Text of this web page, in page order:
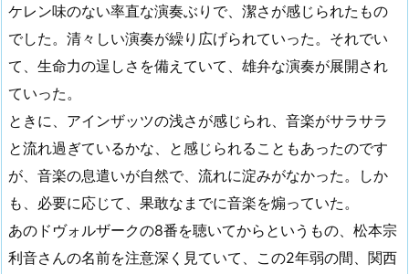
ケレン味のない率直な演奏ぶりで、潔さが感じられたもの
でした。清々しい演奏が繰り広げられていった。それでい
て、生命力の逞しさを備えていて、雄弁な演奏が展開され
ていった。
ときに、アインザッツの浅さが感じられ、音楽がサラサラ
と流れ過ぎているかな、と感じられることもあったのです
が、音楽の息遣いが自然で、流れに淀みがなかった。しか
も、必要に応じて、果敢なまでに音楽を煽っていた。
あのドヴォルザークの8番を聴いてからというもの、松本宗
利音さんの名前を注意深く見ていて、この2年弱の間、関西